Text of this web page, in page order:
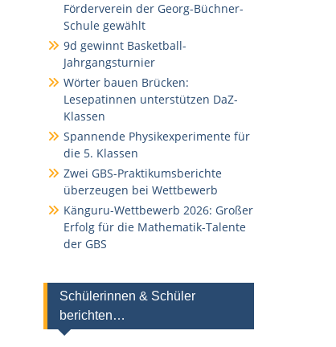
Förderverein der Georg-Büchner-
Schule gewählt
9d gewinnt Basketball-
Jahrgangsturnier
Wörter bauen Brücken:
Lesepatinnen unterstützen DaZ-
Klassen
Spannende Physikexperimente für
die 5. Klassen
Zwei GBS-Praktikumsberichte
überzeugen bei Wettbewerb
Känguru-Wettbewerb 2026: Großer
Erfolg für die Mathematik-Talente
der GBS
Schülerinnen & Schüler
berichten…